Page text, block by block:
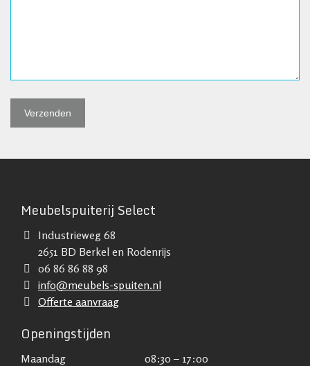
Meubelspuiterij Select
Industrieweg 68
2651 BD Berkel en Rodenrijs
06 86 86 88 98
info@meubels-spuiten.nl
Offerte aanvraag
Openingstijden
Maandag
08:30 – 17:00